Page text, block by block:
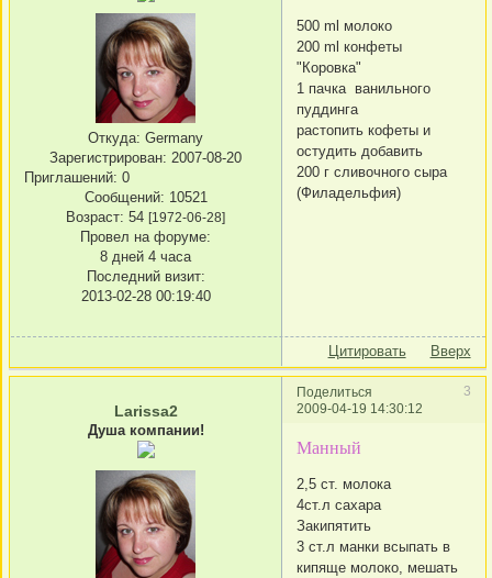
Откуда: Germany
Зарегистрирован: 2007-08-20
Приглашений: 0
Сообщений: 10521
Возраст: 54 [1972-06-28]
Провел на форуме:
8 дней 4 часа
Последний визит:
2013-02-28 00:19:40
500 ml молоко
200 ml конфеты
"Коровка"
1 пачка ванильного
пуддинга
растопить кофеты и
остудить добавить
200 г сливочного сыра
(Филадельфия)
Цитировать Вверх
Поделиться
3
2009-04-19 14:30:12
Larissa2
Душа компании!
Манный
2,5 ст. молока
4ст.л сахара
Закипятить
3 ст.л манки всыпать в
кипяще молоко, мешать